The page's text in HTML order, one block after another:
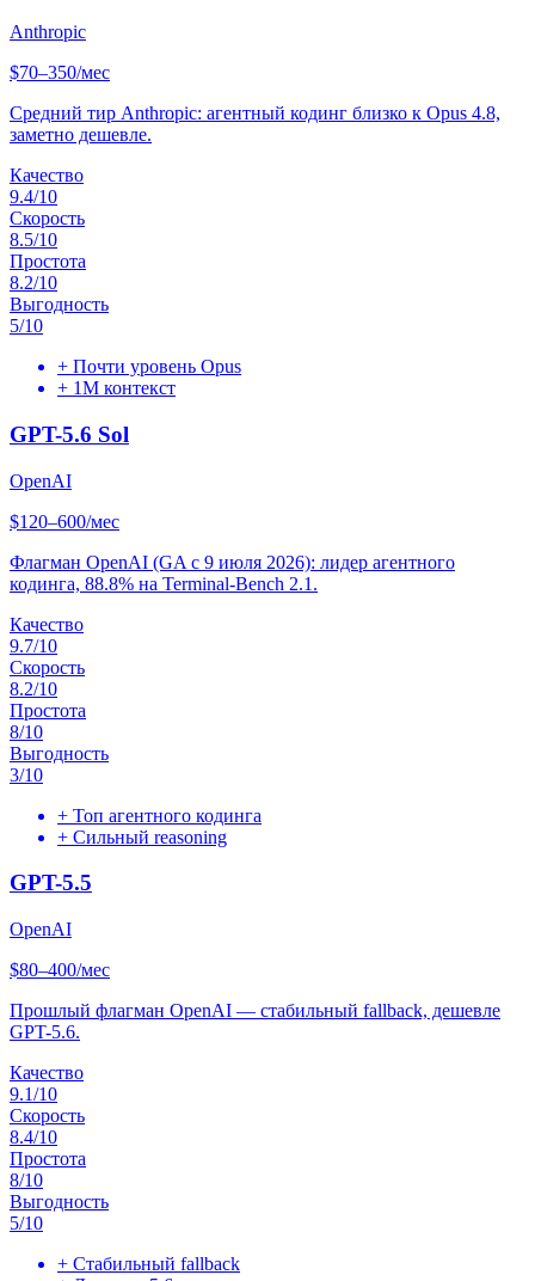
Anthropic
$70–350/мес
Средний тир Anthropic: агентный кодинг близко к Opus 4.8,
заметно дешевле.
Качество
9.4/10
Скорость
8.5/10
Простота
8.2/10
Выгодность
5/10
+ Почти уровень Opus
+ 1M контекст
GPT-5.6 Sol
OpenAI
$120–600/мес
Флагман OpenAI (GA с 9 июля 2026): лидер агентного
кодинга, 88.8% на Terminal-Bench 2.1.
Качество
9.7/10
Скорость
8.2/10
Простота
8/10
Выгодность
3/10
+ Топ агентного кодинга
+ Сильный reasoning
GPT-5.5
OpenAI
$80–400/мес
Прошлый флагман OpenAI — стабильный fallback, дешевле
GPT-5.6.
Качество
9.1/10
Скорость
8.4/10
Простота
8/10
Выгодность
5/10
+ Стабильный fallback